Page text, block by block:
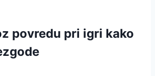
povredu pri igri kako